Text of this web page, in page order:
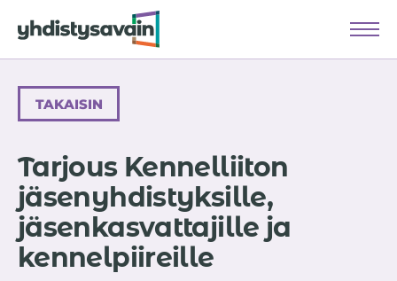
HEMSIDA
FUNKTIONER
TAKAISIN
Tarjous Kennelliiton
jäsenyhdistyksille,
jäsenkasvattajille ja
kennelpiireille